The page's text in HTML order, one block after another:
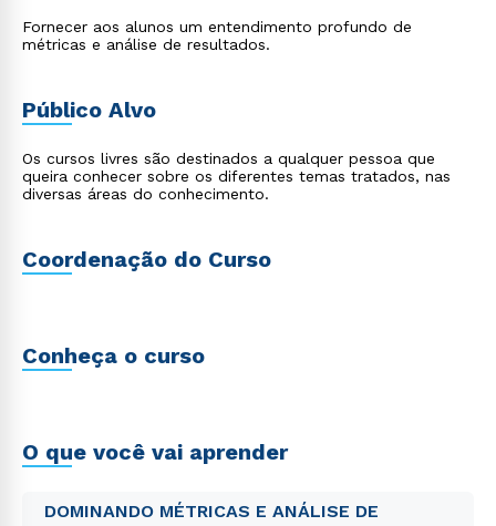
Fornecer aos alunos um entendimento profundo de
métricas e análise de resultados.
Público Alvo
Os cursos livres são destinados a qualquer pessoa que
queira conhecer sobre os diferentes temas tratados, nas
diversas áreas do conhecimento.
Coordenação do Curso
Conheça o curso
O que você vai aprender
DOMINANDO MÉTRICAS E ANÁLISE DE